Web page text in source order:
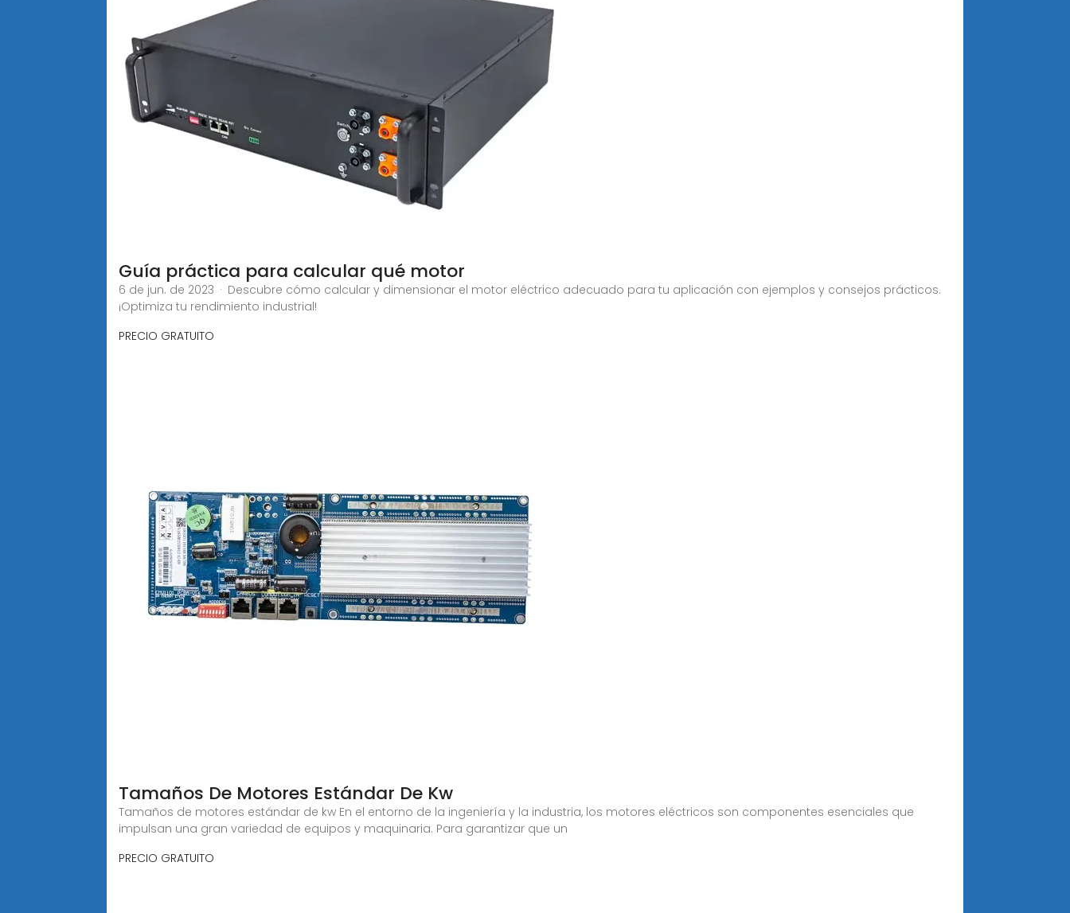
Guía práctica para calcular qué motor
6 de jun. de 2023 · Descubre cómo calcular y dimensionar el motor eléctrico adecuado para tu aplicación con ejemplos y consejos prácticos.
¡Optimiza tu rendimiento industrial!
PRECIO GRATUITO
Tamaños De Motores Estándar De Kw
Tamaños de motores estándar de kw En el entorno de la ingeniería y la industria, los motores eléctricos son componentes esenciales que
impulsan una gran variedad de equipos y maquinaria. Para garantizar que un
PRECIO GRATUITO